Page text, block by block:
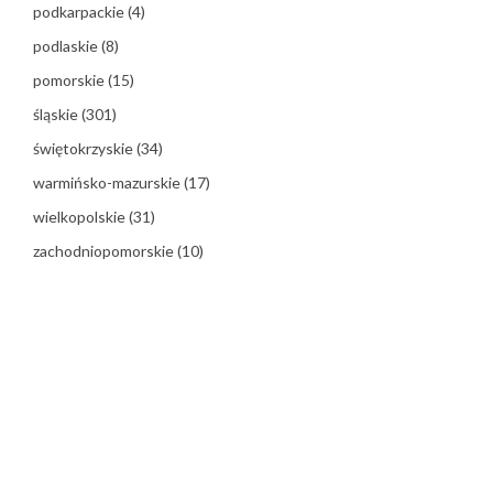
podkarpackie(4)
podlaskie(8)
pomorskie(15)
śląskie(301)
świętokrzyskie(34)
warmińsko-mazurskie(17)
wielkopolskie(31)
zachodniopomorskie(10)